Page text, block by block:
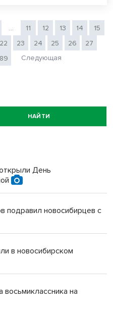
... 11 12 13 14
15
22 23 24 25 26
27
89 Следующая
НАЙТИ
День
подравил новосибирцев с
в новосибирском
на